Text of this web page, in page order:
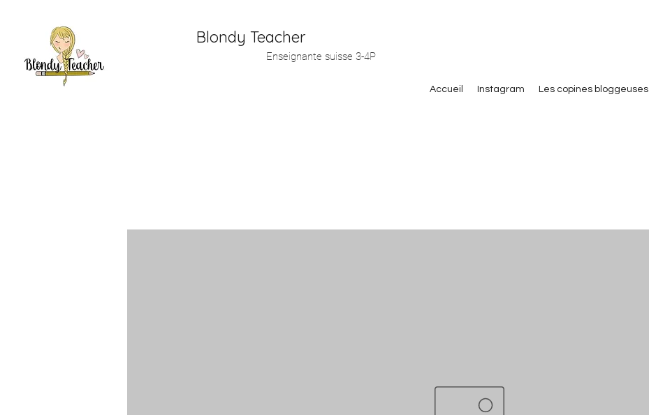
Enseignante suisse 3-4P
Accueil Instagram Les copines bloggeuses
Blondy Teacher